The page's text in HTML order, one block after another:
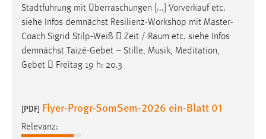
Stadtführung mit Überraschungen [...] Vorverkauf etc.
siehe Infos demnächst Resilienz-Workshop mit Master-
Coach Sigrid Stilp-Weiß  Zeit / Raum etc. siehe Infos
demnächst Taizé-Gebet – Stille, Musik, Meditation,
Gebet  Freitag 19 h: 20.3
[PDF] Flyer-Progr-SomSem-2026 ein-Blatt 01
Relevanz: